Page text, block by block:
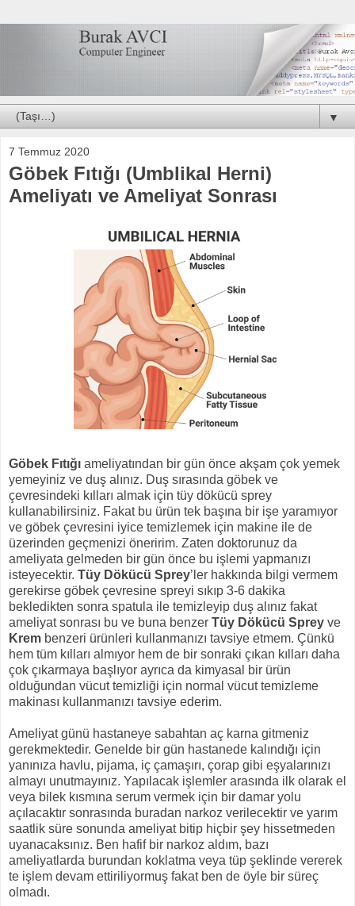
▼
7 Temmuz 2020
Göbek Fıtığı (Umblikal Herni)
Ameliyatı ve Ameliyat Sonrası
Göbek Fıtığı ameliyatından bir gün önce akşam çok yemek
yemeyiniz ve duş alınız. Duş sırasında göbek ve
çevresindeki kılları almak için tüy dökücü sprey
kullanabilirsiniz. Fakat bu ürün tek başına bir işe yaramıyor
ve göbek çevresini iyice temizlemek için makine ile de
üzerinden geçmenizi öneririm. Zaten doktorunuz da
ameliyata gelmeden bir gün önce bu işlemi yapmanızı
isteyecektir. Tüy Dökücü Sprey’ler hakkında bilgi vermem
gerekirse göbek çevresine spreyi sıkıp 3-6 dakika
bekledikten sonra spatula ile temizleyip duş alınız fakat
ameliyat sonrası bu ve buna benzer Tüy Dökücü Sprey ve
Krem benzeri ürünleri kullanmanızı tavsiye etmem. Çünkü
hem tüm kılları almıyor hem de bir sonraki çıkan kılları daha
çok çıkarmaya başlıyor ayrıca da kimyasal bir ürün
olduğundan vücut temizliği için normal vücut temizleme
makinası kullanmanızı tavsiye ederim.
Ameliyat günü hastaneye sabahtan aç karna gitmeniz
gerekmektedir. Genelde bir gün hastanede kalındığı için
yanınıza havlu, pijama, iç çamaşırı, çorap gibi eşyalarınızı
almayı unutmayınız. Yapılacak işlemler arasında ilk olarak el
veya bilek kısmına serum vermek için bir damar yolu
açılacaktır sonrasında buradan narkoz verilecektir ve yarım
saatlik süre sonunda ameliyat bitip hiçbir şey hissetmeden
uyanacaksınız. Ben hafif bir narkoz aldım, bazı
ameliyatlarda burundan koklatma veya tüp şeklinde vererek
te işlem devam ettiriliyormuş fakat ben de öyle bir süreç
olmadı.